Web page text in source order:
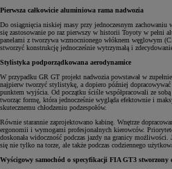
Pierwsza całkowicie aluminiowa rama nadwozia
Do osiągnięcia niskiej masy przy jednoczesnym
się zastosowanie po raz pierwszy w historii Toyoty w pełni
panelami z tworzywa wzmocnionego włóknem węglowym
stworzyć konstrukcję jednocześnie wytrzymałą i
Stylistyka podporządkowana aerodynamice
W przypadku GR GT projekt nadwozia powstawał w
najpierw tworzyć stylistykę, a dopiero później dopracowywać
punktem wyjścia. Od początku ściśle współpracowali ze
tworząc formę, która jednocześnie wygląda efektownie i
skutecznemu chłodzeniu podzespołów.
Równie starannie zaprojektowano kabinę. Wnętrze
ergonomii i wymogami profesjonalnych kierowców.
doskonała widoczność podczas jazdy na granicy możliwości.
się nie tylko na torze, ale także podczas codziennego
Wyścigowy samochód o specyfikacji FIA GT3 stworzony